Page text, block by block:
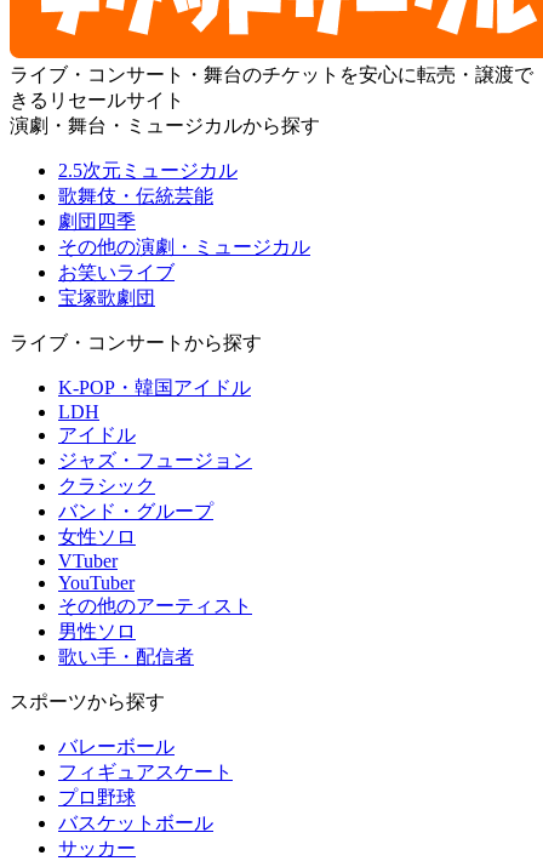
ライブ・コンサート・舞台のチケットを安心に転売・譲渡で
きるリセールサイト
演劇・舞台・ミュージカルから探す
2.5次元ミュージカル
歌舞伎・伝統芸能
劇団四季
その他の演劇・ミュージカル
お笑いライブ
宝塚歌劇団
ライブ・コンサートから探す
K-POP・韓国アイドル
LDH
アイドル
ジャズ・フュージョン
クラシック
バンド・グループ
女性ソロ
VTuber
YouTuber
その他のアーティスト
男性ソロ
歌い手・配信者
スポーツから探す
バレーボール
フィギュアスケート
プロ野球
バスケットボール
サッカー